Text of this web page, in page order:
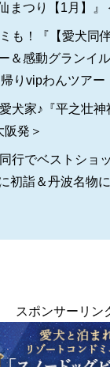
まつり【1月】』
も！『【愛犬同
＆感動グランイ
りvipわんツアー
犬家♪『平之壮
阪発＞
行でベストショ
初詣＆丹波名物
スポンサーリン